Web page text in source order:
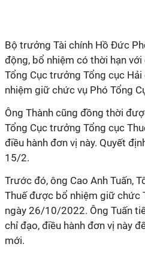
Bộ trưởng Tài chính Hồ Đức
động, bổ nhiệm có thời hạn với
Tổng Cục trưởng Tổng cục
nhiệm giữ chức vụ Phó Tổng
Ông Thành cũng đồng thời
Tổng Cục trưởng Tổng cục
điều hành đơn vị này. Quyết
15/2.
Trước đó, ông Cao Anh Tuấn,
Thuế được bổ nhiệm giữ chức
ngày 26/10/2022. Ông Tuấn
chỉ đạo, điều hành đơn vị này
mới.